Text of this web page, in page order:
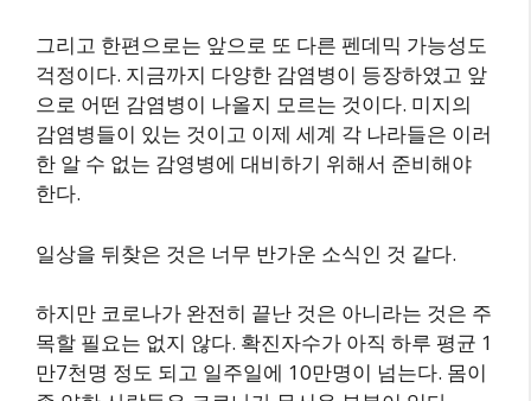
그리고 한편으로는 앞으로 또 다른 펜데믹 가능성도
걱정이다. 지금까지 다양한 감염병이 등장하였고 앞
으로 어떤 감염병이 나올지 모르는 것이다. 미지의
감염병들이 있는 것이고 이제 세계 각 나라들은 이러
한 알 수 없는 감영병에 대비하기 위해서 준비해야
한다.
일상을 뒤찾은 것은 너무 반가운 소식인 것 같다.
하지만 코로나가 완전히 끝난 것은 아니라는 것은 주
목할 필요는 없지 않다. 확진자수가 아직 하루 평균 1
만7천명 정도 되고 일주일에 10만명이 넘는다. 몸이